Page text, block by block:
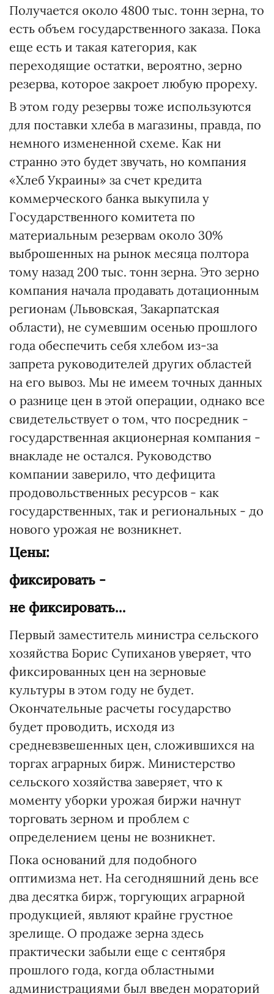
Получается около 4800 тыс. тонн зерна, то
есть объем государственного заказа. Пока
еще есть и такая категория, как
переходящие остатки, вероятно, зерно
резерва, которое закроет любую прореху.
В этом году резервы тоже используются
для поставки хлеба в магазины, правда, по
немного измененной схеме. Как ни
странно это будет звучать, но компания
«Хлеб Украины» за счет кредита
коммерческого банка выкупила у
Государственного комитета по
материальным резервам около 30%
выброшенных на рынок месяца полтора
тому назад 200 тыс. тонн зерна. Это зерно
компания начала продавать дотационным
регионам (Львовская, Закарпатская
области), не сумевшим осенью прошлого
года обеспечить себя хлебом из-за
запрета руководителей других областей
на его вывоз. Мы не имеем точных данных
о разнице цен в этой операции, однако все
свидетельствует о том, что посредник -
государственная акционерная компания -
внакладе не остался. Руководство
компании заверило, что дефицита
продовольственных ресурсов - как
государственных, так и региональных - до
нового урожая не возникнет.
Цены:
фиксировать -
не фиксировать…
Первый заместитель министра сельского
хозяйства Борис Супиханов уверяет, что
фиксированных цен на зерновые
культуры в этом году не будет.
Окончательные расчеты государство
будет проводить, исходя из
средневзвешенных цен, сложившихся на
торгах аграрных бирж. Министерство
сельского хозяйства заверяет, что к
моменту уборки урожая биржи начнут
торговать зерном и проблем с
определением цены не возникнет.
Пока оснований для подобного
оптимизма нет. На сегодняшний день все
два десятка бирж, торгующих аграрной
продукцией, являют крайне грустное
зрелище. О продаже зерна здесь
практически забыли еще с сентября
прошлого года, когда областными
администрациями был введен мораторий